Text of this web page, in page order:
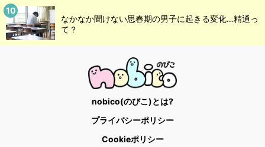
なかなか聞けない思春期の男子に起きる変化…精通っ
て？
nobico(のびこ)とは?
プライバシーポリシー
Cookieポリシー